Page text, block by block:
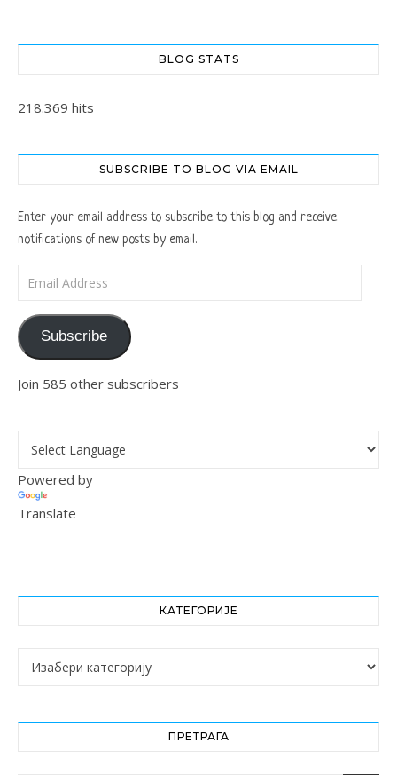
BLOG STATS
218.369 hits
SUBSCRIBE TO BLOG VIA EMAIL
Enter your email address to subscribe to this blog and receive
notifications of new posts by email.
Subscribe
Join 585 other subscribers
Powered by
Translate
КАТЕГОРИЈЕ
Категорије
ПРЕТРАГА